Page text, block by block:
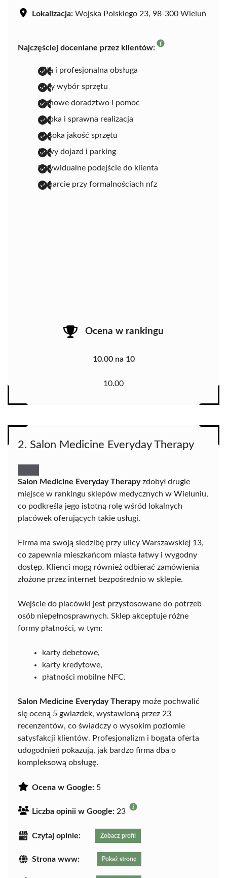
Lokalizacja: Wojska Polskiego 23, 98-300 Wieluń
Najczęściej doceniane przez klientów:
miła i profesjonalna obsługa
duży wybór sprzętu
fachowe doradztwo i pomoc
szybka i sprawna realizacja
wysoka jakość sprzętu
łatwy dojazd i parking
indywidualne podejście do klienta
wsparcie przy formalnościach nfz
Ocena w rankingu
10.00 na 10
10.00
2. Salon Medicine Everyday Therapy
Salon Medicine Everyday Therapyzdobył drugie
miejsce w rankingu sklepów medycznych w Wieluniu,
co podkreśla jego istotną rolę wśród lokalnych
placówek oferujących takie usługi.
Firma ma swoją siedzibę przy ulicy Warszawskiej 13,
co zapewnia mieszkańcom miasta łatwy i wygodny
dostęp. Klienci mogą również odbierać zamówienia
złożone przez internet bezpośrednio w sklepie.
Wejście do placówki jest przystosowane do potrzeb
osób niepełnosprawnych. Sklep akceptuje różne
formy płatności, w tym:
karty debetowe,
karty kredytowe,
płatności mobilne NFC.
Salon Medicine Everyday Therapymoże pochwalić
się oceną 5 gwiazdek, wystawioną przez 23
recenzentów, co świadczy o wysokim poziomie
satysfakcji klientów. Profesjonalizm i bogata oferta
udogodnień pokazują, jak bardzo firma dba o
kompleksową obsługę.
Ocena w Google: 5
Liczba opinii w Google: 23
Czytaj opinie: Zobacz profil
Strona www: Pokaż stronę